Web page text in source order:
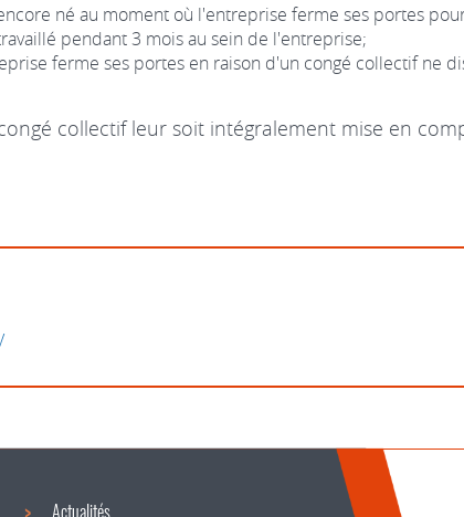
né au moment où l'entreprise ferme ses portes
pendant 3 mois au sein de l'entreprise;
ferme ses portes en raison d'un congé collectif ne
collectif leur soit intégralement mise en
Actualités